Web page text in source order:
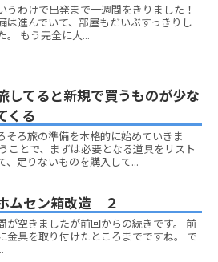
うわけで出発まで一週間をきりました！
は進んでいて、部屋もだいぶすっきりし
。 もう完全に大...
してると新規で買うものが少な
くる
そろ旅の準備を本格的に始めていきま
ことで、まずは必要となる道具をリスト
、足りないものを購入して...
ムセン箱改造 ２
が空きましたが前回からの続きです。 前
金具を取り付けたところまでですね。 で